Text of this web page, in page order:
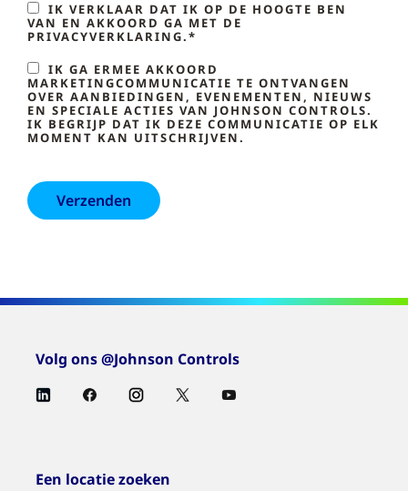
IK VERKLAAR DAT IK OP DE HOOGTE BEN
VAN EN AKKOORD GA MET DE
PRIVACYVERKLARING.*
IK GA ERMEE AKKOORD
MARKETINGCOMMUNICATIE TE ONTVANGEN
OVER AANBIEDINGEN, EVENEMENTEN, NIEUWS
EN SPECIALE ACTIES VAN JOHNSON CONTROLS.
IK BEGRIJP DAT IK DEZE COMMUNICATIE OP ELK
MOMENT KAN UITSCHRIJVEN.
Volg ons @Johnson Controls
Een locatie zoeken